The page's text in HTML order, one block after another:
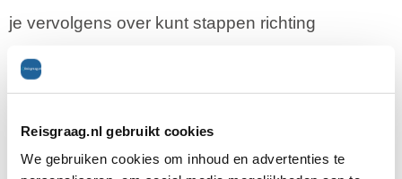
Reisgraag.nl gebruikt cookies
We gebruiken cookies om inhoud en advertenties te
je vervolgens over kunt stappen richting
Bordeaux. Het openbaar vervoer in deze streek is
goed geregeld en de autowegen zijn goed
begaanbaar, waardoor je jezelf goed door de
omgeving kunt verplaatsen.